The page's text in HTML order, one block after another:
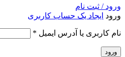
ورود / ثبت نام
ورود ایجاد یک حساب کاربری
نام کاربری یا آدرس ایمیل *
ورود